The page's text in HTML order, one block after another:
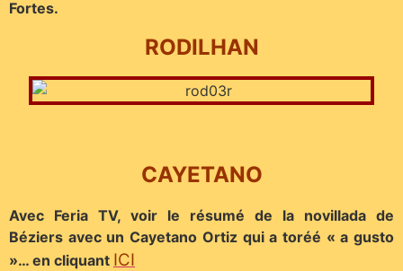
Fortes.
RODILHAN
CAYETANO
Avec Feria TV, voir le résumé de la novillada de
Béziers avec un Cayetano Ortiz qui a toréé « a gusto
»… en cliquant ICI